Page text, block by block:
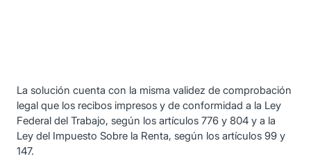
La solución cuenta con la misma validez de comprobación
legal que los recibos impresos y de conformidad a la Ley
Federal del Trabajo, según los artículos 776 y 804 y a la
Ley del Impuesto Sobre la Renta, según los artículos 99 y
147.